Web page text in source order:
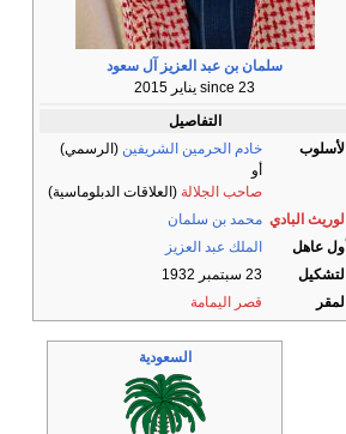
سلمان بن عبد العزيز آل سعود
since 23 يناير 2015
التفاصيل
الأسلوب
خادم الحرمين الشريفين (الرسمي)
أو
صاحب الجلالة (العلاقات الدبلوماسية)
الوريث البادي محمد بن سلمان
أول عاهل
الملك عبد العزيز
التشكيل
23 سبتمبر 1932
المقر
قصر اليمامة
السعودية